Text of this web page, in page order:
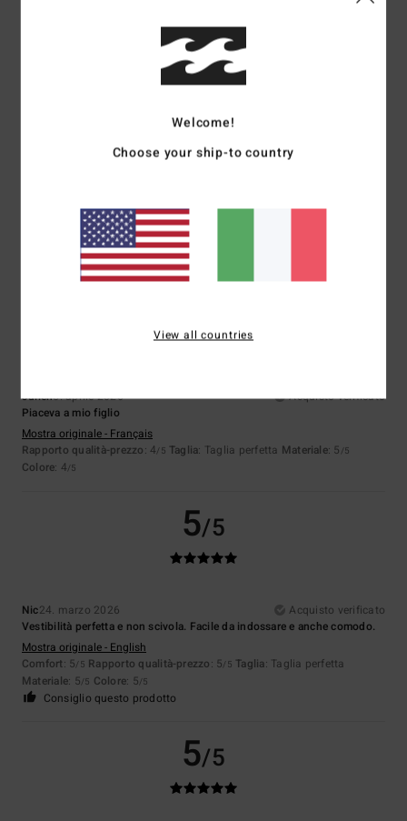
Rapporto qualità-prezzo: 5/5 Taglia
4/5
Il blu che ho ricevuto è più scuro di quello del sito web
Mostra originale - Français
: 5/5 Rapporto qualità-prezzo
Julien5. aprile 2026
Acquisto verificato
Piaceva a mio figlio
Mostra originale - Français
Rapporto qualità-prezzo: 4/5 Taglia: Taglia perfetta Materiale: 5 /5
Colore: 4/5
5/5
Nic24. marzo 2026
Acquisto verificato
Vestibilità perfetta e non scivola. Facile da indossare e anche comodo.
Mostra originale - English
Comfort: 5/5 Rapporto qualità-prezzo: 5/5 Taglia: Taglia perfetta
Materiale: 5/5 Colore: 5/5
Consiglio questo prodotto
5/5
Welcome!
Choose your ship-to country
View all countries